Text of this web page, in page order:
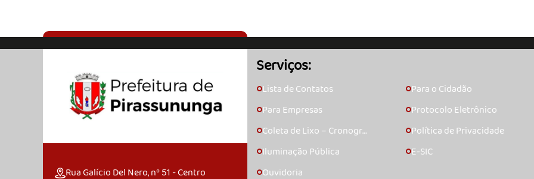
Rua Galício Del Nero, nº 51 - Centro
Serviços:
🞇Lista de Contatos 🞇Para o Cidadão
🞇Para Empresas 🞇Protocolo Eletrônico
🞇Coleta de Lixo – Cronogra
🞇Política de Privacidade
🞇Iluminação Pública 🞇E-SIC
🞇Ouvidoria